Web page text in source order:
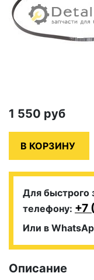
1 550 руб
Для быстрого
телефону: +7
Или в
Описание